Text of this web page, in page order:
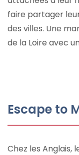
faire partager
des villes. Une
de la Loire avec
Escape to
Chez les Anglais,